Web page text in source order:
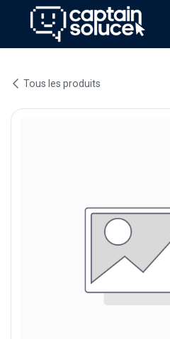
Se rendre au contenu
Tous les produits